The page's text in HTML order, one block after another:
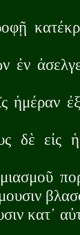
ἐν
ἡμέραν
δὲ εἰς
κατ᾽